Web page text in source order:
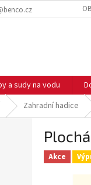
a sudy na vodu
Zahradní hadice
Akce